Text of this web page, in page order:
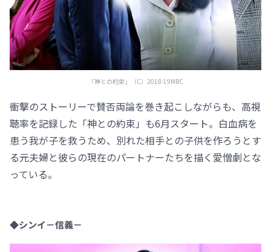
「神との約束」（C）2018-19MBC
衝撃のストーリーで賛否両論を巻き起こしながらも、高視
聴率を記録した「神との約束」も6月スタート。白血病を
患う我が子を救うため、別れた相手との子供を作ろうとす
る元夫婦と彼らの現在のパートナーたちを描く愛憎劇とな
っている。
◆シンイ－信義－